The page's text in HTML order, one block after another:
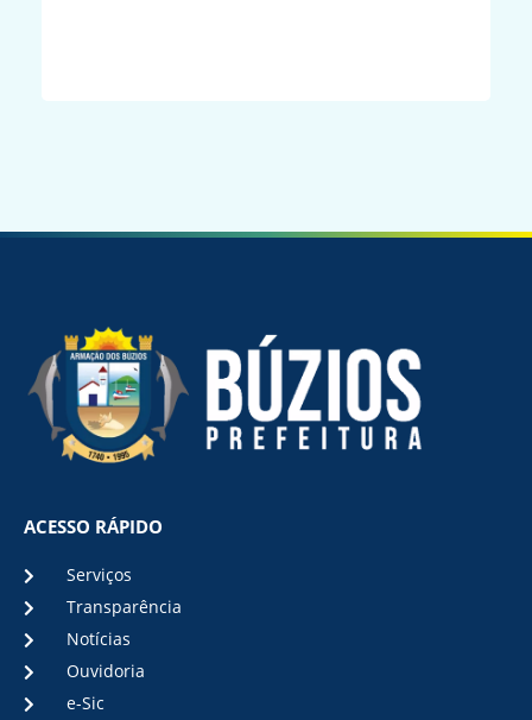
ACESSO RÁPIDO
Serviços
Transparência
Notícias
Ouvidoria
e-Sic